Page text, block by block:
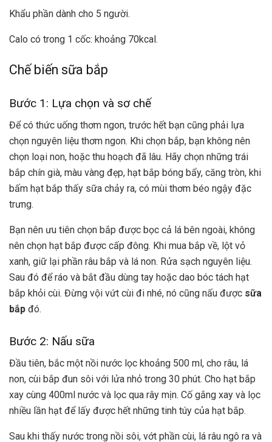
Khẩu phần dành cho 5 người.
Calo có trong 1 cốc: khoảng 70kcal.
Chế biến sữa bắp
Bước 1: Lựa chọn và sơ chế
Để có thức uống thơm ngon, trước hết bạn cũng phải lựa
chọn nguyên liệu thơm ngon. Khi chọn bắp, bạn không nên
chọn loại non, hoặc thu hoạch đã lâu. Hãy chọn những trái
bắp chín già, màu vàng đẹp, hạt bắp bóng bẩy, căng tròn, khi
bấm hạt bắp thấy sữa chảy ra, có mùi thơm béo ngậy đặc
trưng.
Bạn nên ưu tiên chọn bắp được bọc cả lá bên ngoài, không
nên chọn hạt bắp được cấp đông. Khi mua bắp về, lột vỏ
xanh, giữ lại phần râu bắp và lá non. Rửa sạch nguyên liệu.
Sau đó để ráo và bắt đầu dùng tay hoặc dao bóc tách hạt
bắp khỏi cùi. Đừng vội vứt cùi đi nhé, nó cũng nấu được sữa
bắp đó.
Bước 2: Nấu sữa
Đầu tiên, bắc một nồi nước lọc khoảng 500 ml, cho râu, lá
non, cùi bắp đun sôi với lửa nhỏ trong 30 phút. Cho hạt bắp
xay cùng 400ml nước và lọc qua rây mịn. Cố gắng xay và lọc
nhiều lần hạt để lấy được hết những tinh túy của hạt bắp.
Sau khi thấy nước trong nồi sôi, vớt phần cùi, lá râu ngô ra và